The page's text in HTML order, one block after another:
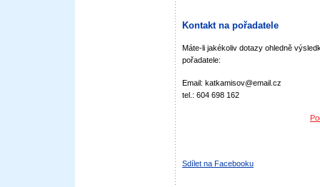
Kontakt na pořadatele
Máte-li jakékoliv dotazy ohledně
pořadatele:
Email: katkamisov@email.cz
tel.: 604 698 162
Sdílet na Facebooku